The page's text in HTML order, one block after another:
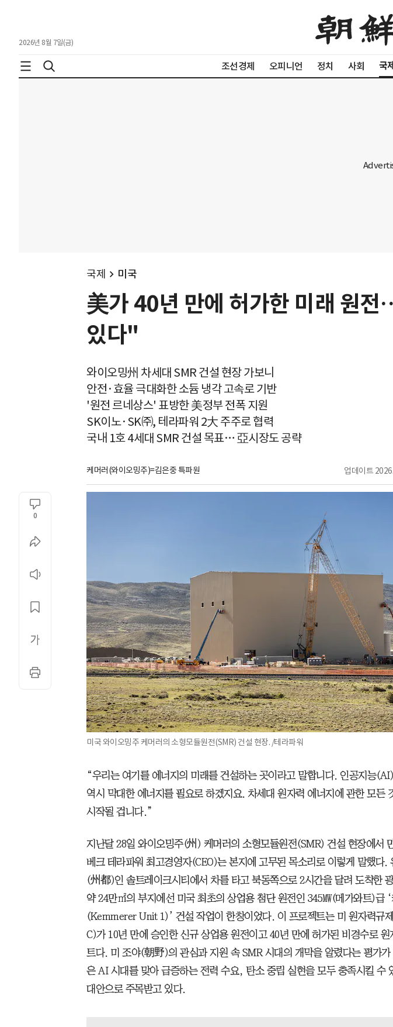
2026년 8월 7일(금)
조선경제 오피니언 정치 사회 국제
국제 미국
美가 40년 만에 허가한 미래 원
있다"
와이오밍州 차세대 SMR 건설 현장 가보니
안전·효율 극대화한 소듐 냉각 고속로 기반
'원전 르네상스' 표방한 美정부 전폭 지원
SK이노·SK㈜, 테라파워 2大 주주로 협력
국내 1호 4세대 SMR 건설 목표… 亞시장도 공략
케머러(와이오밍주)=김은중 특파원 업데이트
0
미국 와이오밍주 케머러의 소형모듈원전(SMR) 건설 현장. /테라파워
“우리는 여기를 에너지의 미래를 건설하는 곳이라고 말합니다. 인공지능
역시 막대한 에너지를 필요로 하겠지요. 차세대 원자력 에너지에 관한 모든
시작될 겁니다.”
지난달 28일 와이오밍주(州) 케머러의 소형모듈원전(SMR) 건설 현장에서
베크 테라파워 최고경영자(CEO)는 본지에 고무된 목소리로 이렇게 말했다.
(州都)인 솔트레이크시티에서 차를 타고 북동쪽으로 2시간을 달려 도착한
약 24만㎡의 부지에선 미국 최초의 상업용 첨단 원전인 345㎿(메가와트)급 ‘
(Kemmerer Unit 1)’ 건설 작업이 한창이었다. 이 프로젝트는 미 원자력규
C)가 10년 만에 승인한 신규 상업용 원전이고 40년 만에 허가된 비경수로 원
트다. 미 조야(朝野)의 관심과 지원 속 SMR 시대의 개막을 알렸다는 평가
은 AI 시대를 맞아 급증하는 전력 수요, 탄소 중립 실현을 모두 충족시킬 수
대안으로 주목받고 있다.